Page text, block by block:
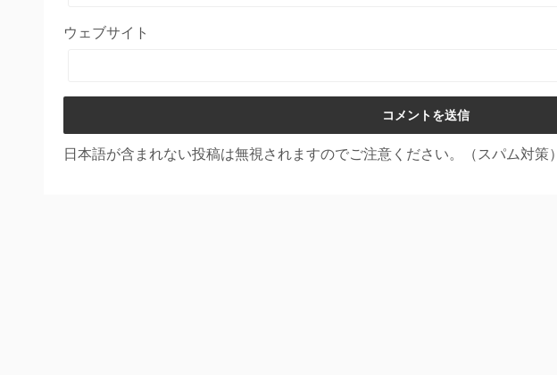
ウェブサイト
日本語が含まれない投稿は無視されますのでご注意ください。（スパム対策）